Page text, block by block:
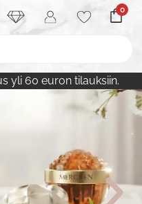
0
yli 60 euron tilauksiin.